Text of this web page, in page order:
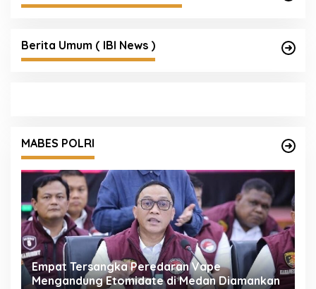
Berita Umum ( IBI News )
MABES POLRI
Empat Tersangka Peredaran Vape
Mengandung Etomidate di Medan Diamankan